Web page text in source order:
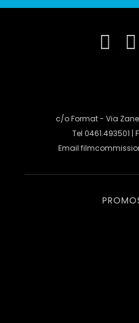
c/o Format - Via
Tel 0461.493501 |
Email